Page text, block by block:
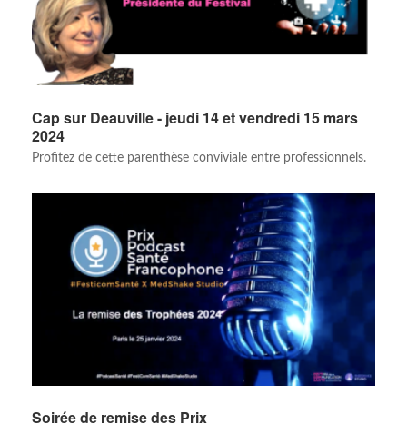
Cap sur Deauville - jeudi 14 et vendredi 15 mars
2024
Profitez de cette parenthèse conviviale entre professionnels.
Soirée de remise des Prix